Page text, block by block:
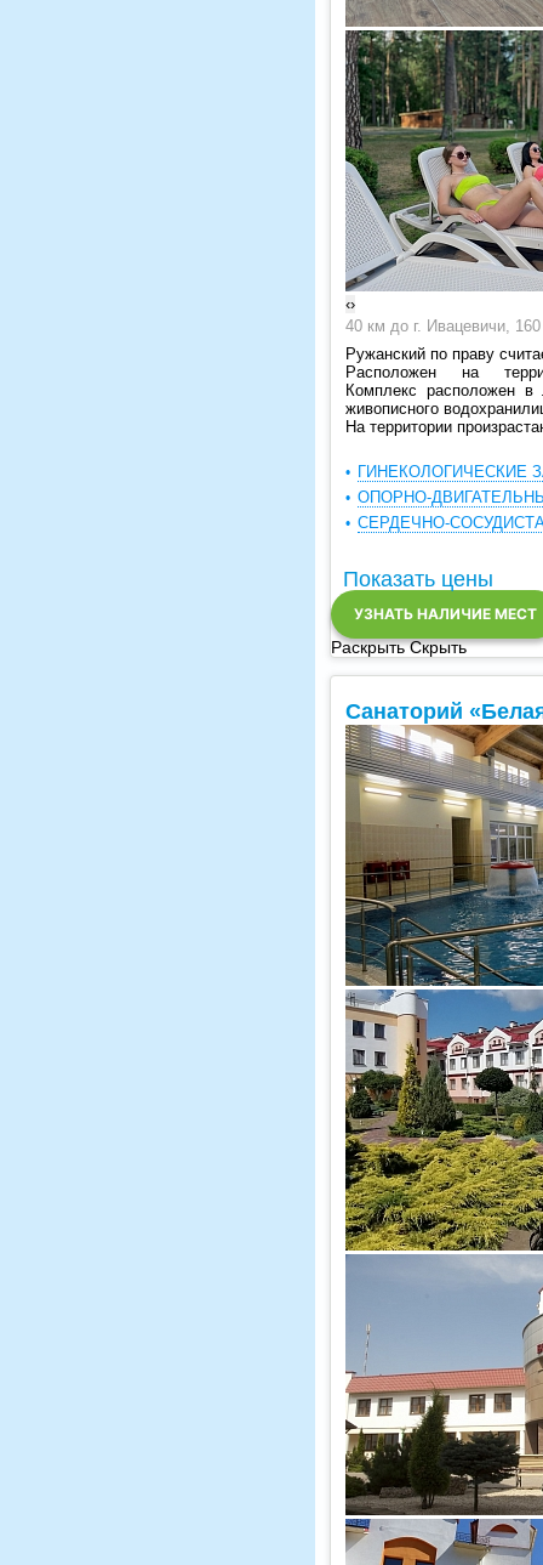
‹›
40 км до г. Ивацевичи,
Ружанский по праву
Расположен на
Комплекс расположен
живописного
На территории
ГИНЕКОЛОГИЧЕСКИЕ
ОПОРНО-
СЕРДЕЧНО-
Показать цены
УЗНАТЬ НАЛИЧИЕ МЕСТ
Раскрыть Скрыть
Санаторий